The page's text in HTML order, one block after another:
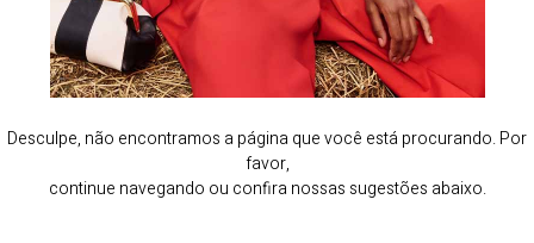
Desculpe, não encontramos a página que você está procurando. Por
favor,
continue navegando ou confira nossas sugestões abaixo.